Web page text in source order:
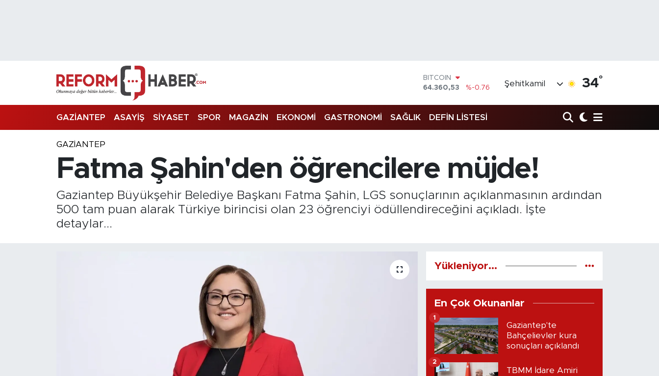
BITCOIN
64.360,53
%-0.76
47,7069
%0.17
EURO
6574.81
%1.44
BİST100
Şehitkamil 34°
GAZİANTEP ASAYİŞ SİYASET SPOR MAGAZİN EKONOMİ GASTRONOMİ SAĞLIK DEFİN LİSTESİ
GAZIANTEP
Fatma Şahin'den öğrencilere müjde!
Gaziantep Büyükşehir Belediye Başkanı Fatma Şahin, LGS sonuçlarının açıklanmasının ardından
500 tam puan alarak Türkiye birincisi olan 23 öğrenciyi ödüllendireceğini açıkladı. İşte
detaylar...
Yükleniyor...
En Çok Okunanlar
Gaziantep'te
Bahçelievler kura
sonuçları açıklandı
1
TBMM İdare Amiri
2
Trafik Durumu
Süper Lig Puan Durumu ve Fikstür
Son Dakika Haberleri